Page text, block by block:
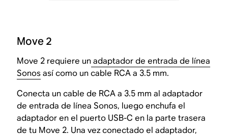
Move 2
Move 2 requiere unadaptador de entrada de línea
Sonosasí como un cable RCA a 3.5 mm.
Conecta un cable de RCA a 3.5 mm al adaptador
de entrada de línea Sonos, luego enchufa el
adaptador en el puerto USB-C en la parte trasera
de tu Move 2. Una vez conectado el adaptador,